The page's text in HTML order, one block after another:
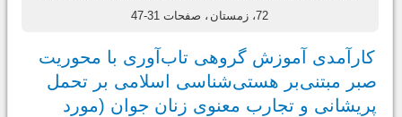
72، زمستان
، صفحات 31-47
کارآمدی آموزش گروهی تاب‌آوری با محوریت
صبر مبتنی‌بر هستی‌شناسی اسلامی بر تحمل
پریشانی و تجارب معنوی زنان جوان (مورد